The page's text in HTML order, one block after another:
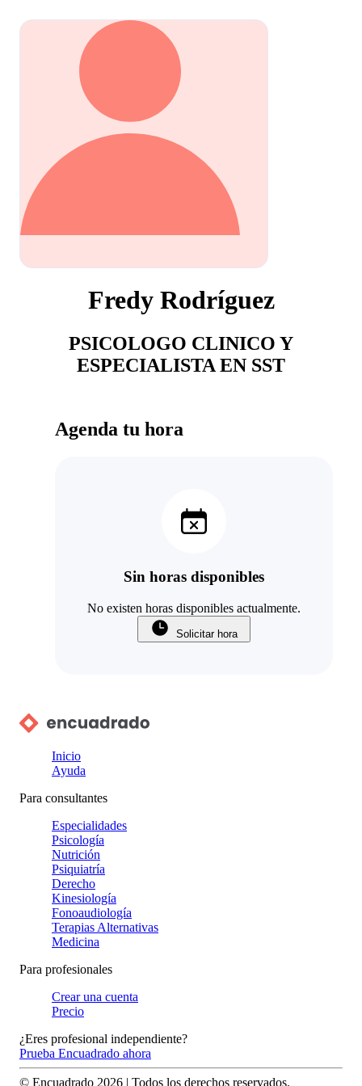
Fredy Rodríguez
PSICOLOGO CLINICO Y
ESPECIALISTA EN SST
Agenda tu hora
Sin horas disponibles
No existen horas disponibles actualmente.
Solicitar hora
Inicio
Ayuda
Para consultantes
Especialidades
Psicología
Nutrición
Psiquiatría
Derecho
Kinesiología
Fonoaudiología
Terapias Alternativas
Medicina
Para profesionales
Crear una cuenta
Precio
¿Eres profesional independiente?
Prueba Encuadrado ahora
© Encuadrado 2026 | Todos los derechos reservados.